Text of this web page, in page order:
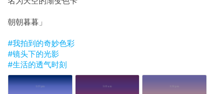
朝朝暮暮」
#我拍到的奇妙色彩
#镜头下的光影
#生活的透气时刻